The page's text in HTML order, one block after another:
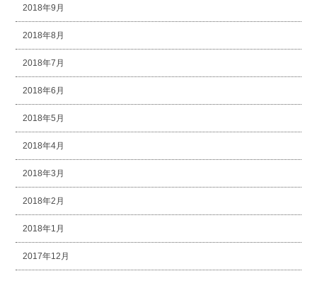
2018年9月
2018年8月
2018年7月
2018年6月
2018年5月
2018年4月
2018年3月
2018年2月
2018年1月
2017年12月